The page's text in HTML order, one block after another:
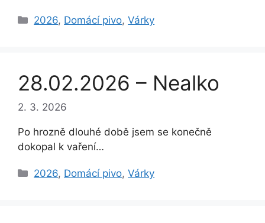
Rubriky
2026, Domácí pivo,Várky
28.02.2026 – Nealko
2. 3. 2026
Po hrozně dlouhé době jsem se konečně
dokopal k vaření…
Rubriky
2026, Domácí pivo,Várky